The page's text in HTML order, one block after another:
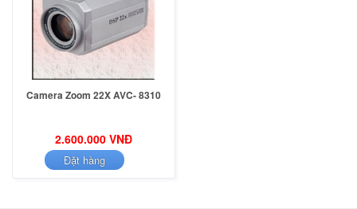
Camera Zoom 22X AVC- 8310
2.600.000 VNĐ
Đặt hàng